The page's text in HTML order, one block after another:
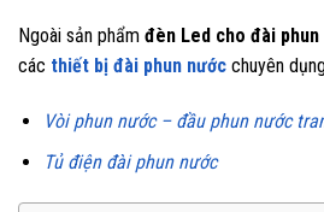
Ngoài sản phẩm đèn Led cho đài phun
các thiết bị đài phun nước chuyên
Vòi phun nước – đầu phun nước
Tủ điện đài phun nước